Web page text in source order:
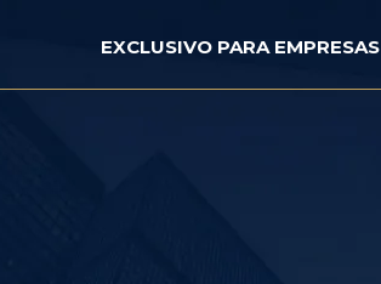
EXCLUSIVO PARA EMPRESAS